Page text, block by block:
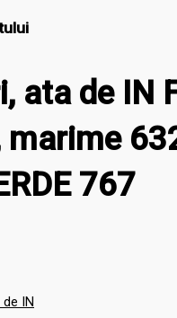
ata de IN
marime
767
IN